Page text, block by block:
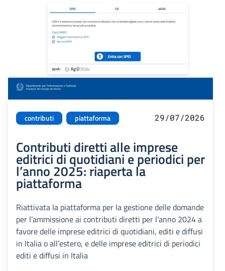
contributi piattaforma 29/07/2026
Contributi diretti alle imprese
editrici di quotidiani e periodici per
l’anno 2025: riaperta la
piattaforma
Riattivata la piattaforma per la gestione delle domande
per l’ammissione ai contributi diretti per l’anno 2024 a
favore delle imprese editrici di quotidiani, editi e diffusi
in Italia o all’estero, e delle imprese editrici di periodici
editi e diffusi in Italia